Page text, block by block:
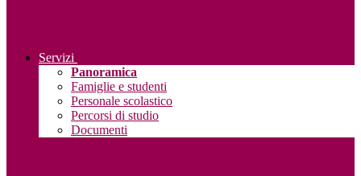
Servizi
Panoramica
Famiglie e studenti
Personale scolastico
Percorsi di studio
Documenti